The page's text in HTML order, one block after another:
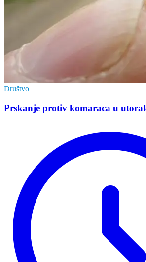
Društvo
Prskanje protiv komaraca u